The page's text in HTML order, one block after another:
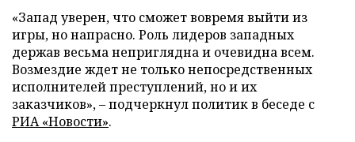
«Запад уверен, что сможет вовремя выйти из
игры, но напрасно. Роль лидеров западных
держав весьма неприглядна и очевидна всем.
Возмездие ждет не только непосредственных
исполнителей преступлений, но и их
заказчиков», – подчеркнул политик в беседе с
РИА «Новости».